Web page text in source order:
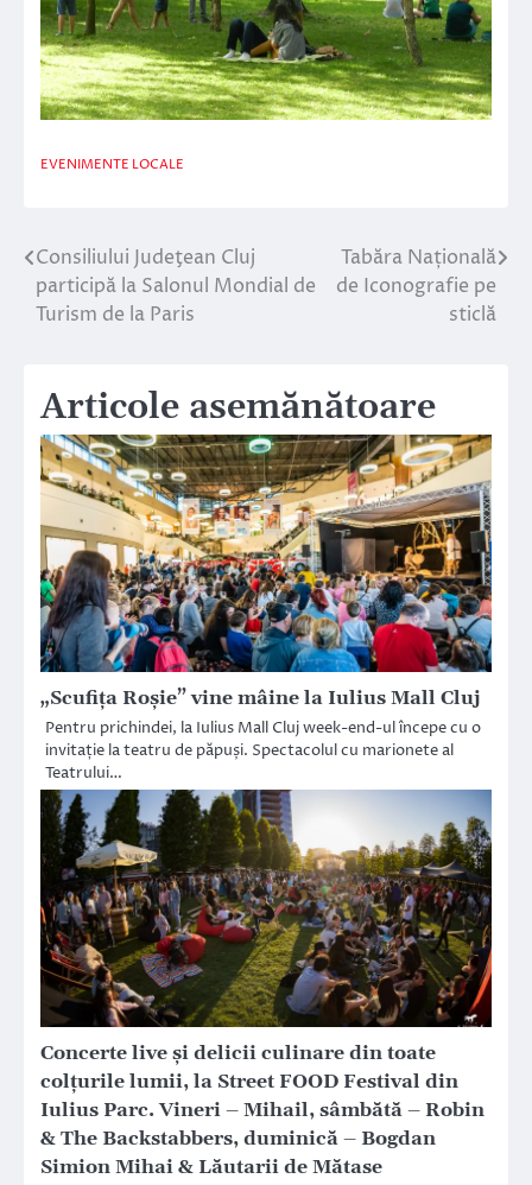
EVENIMENTE LOCALE
Navigare
în
Consiliului Judeţean Cluj
participă la Salonul Mondial de
Turism de la Paris
Tabăra Națională
de Iconografie pe
sticlă
Articole asemănătoare
„Scufița Roșie” vine mâine la Iulius Mall Cluj
Pentru prichindei, la Iulius Mall Cluj week-end-ul începe cu o
invitație la teatru de păpuși. Spectacolul cu marionete al
Teatrului…
Concerte live și delicii culinare din toate
colțurile lumii, la Street FOOD Festival din
Iulius Parc. Vineri – Mihail, sâmbătă – Robin
& The Backstabbers, duminică – Bogdan
Simion Mihai & Lăutarii de Mătase